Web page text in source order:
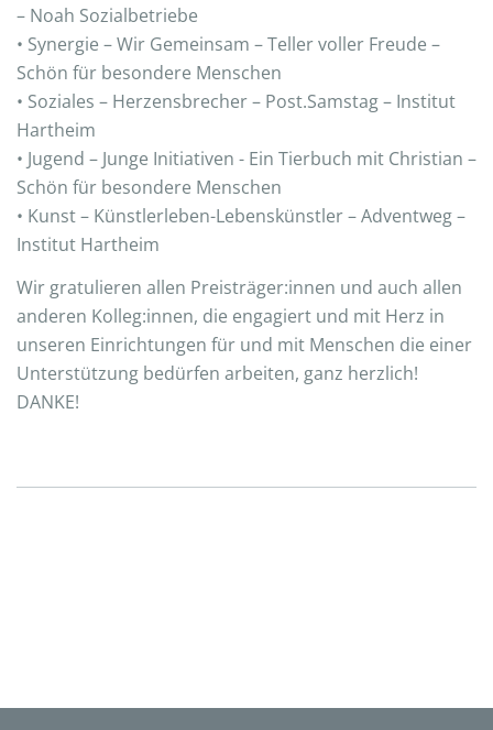
– Noah Sozialbetriebe
• Synergie – Wir Gemeinsam – Teller voller Freude –
Schön für besondere Menschen
• Soziales – Herzensbrecher – Post.Samstag – Institut
Hartheim
• Jugend – Junge Initiativen - Ein Tierbuch mit Christian –
Schön für besondere Menschen
• Kunst – Künstlerleben-Lebenskünstler – Adventweg –
Institut Hartheim
Wir gratulieren allen Preisträger:innen und auch allen
anderen Kolleg:innen, die engagiert und mit Herz in
unseren Einrichtungen für und mit Menschen die einer
Unterstützung bedürfen arbeiten, ganz herzlich!
DANKE!